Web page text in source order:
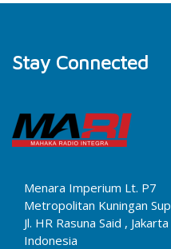
Stay Connected
Menara Imperium Lt. P7
Metropolitan Kuningan
Jl. HR Rasuna Said ,
Indonesia